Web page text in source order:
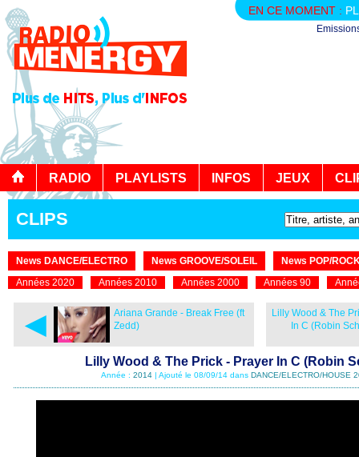
EN CE MOMENT :
RADIO PLAYLISTS INFOS JEUX
CLIPS
News DANCE/ELECTRO News GROOVE/SOLEIL
News POP/
Années 2020
Années 2010 Années 2000 Années 90
◄
Ariana Grande - Break Free (ft
Zedd)
Lilly Wood & The
In C (Robin
Lilly Wood & The Prick - Prayer In C (Robin
Année : 2014 | Ajouté le 08/09/14 dans DANCE/ELECTRO/HOUSE